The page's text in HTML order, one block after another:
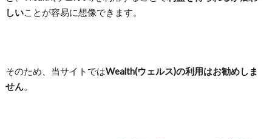
しいことが容易に想像できます。
そのため、当サイトではWealth(ウェルス)の利用はお勧めしま
せん。